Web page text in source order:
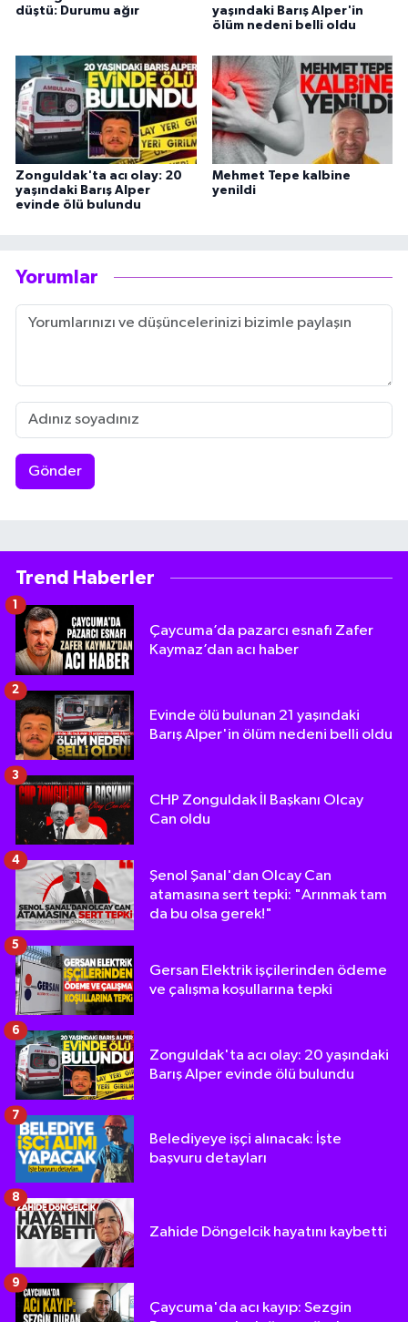
düştü: Durumu ağır
yaşındaki Barış Alper'in
ölüm nedeni belli oldu
Zonguldak'ta acı olay: 20
yaşındaki Barış Alper
evinde ölü bulundu
Mehmet Tepe kalbine
yenildi
Yorumlar
Gönder
Trend Haberler
Çaycuma’da pazarcı esnafı Zafer
Kaymaz’dan acı haber
1
Evinde ölü bulunan 21 yaşındaki
Barış Alper'in ölüm nedeni belli oldu
2
CHP Zonguldak İl Başkanı Olcay
Can oldu
3
Şenol Şanal'dan Olcay Can
atamasına sert tepki: "Arınmak tam
da bu olsa gerek!"
4
Gersan Elektrik işçilerinden ödeme
ve çalışma koşullarına tepki
5
Zonguldak'ta acı olay: 20 yaşındaki
Barış Alper evinde ölü bulundu
6
Belediyeye işçi alınacak: İşte
başvuru detayları
7
Zahide Döngelcik hayatını kaybetti
8
Çaycuma'da acı kayıp: Sezgin
9